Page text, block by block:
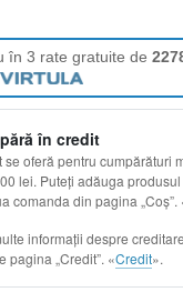
în 3 rate gratuite de
în credit
se oferă pentru cumpărături
lei. Puteți adăuga
comanda din pagina „Coș”.
informații despre
pagina „Credit”. «Credit».